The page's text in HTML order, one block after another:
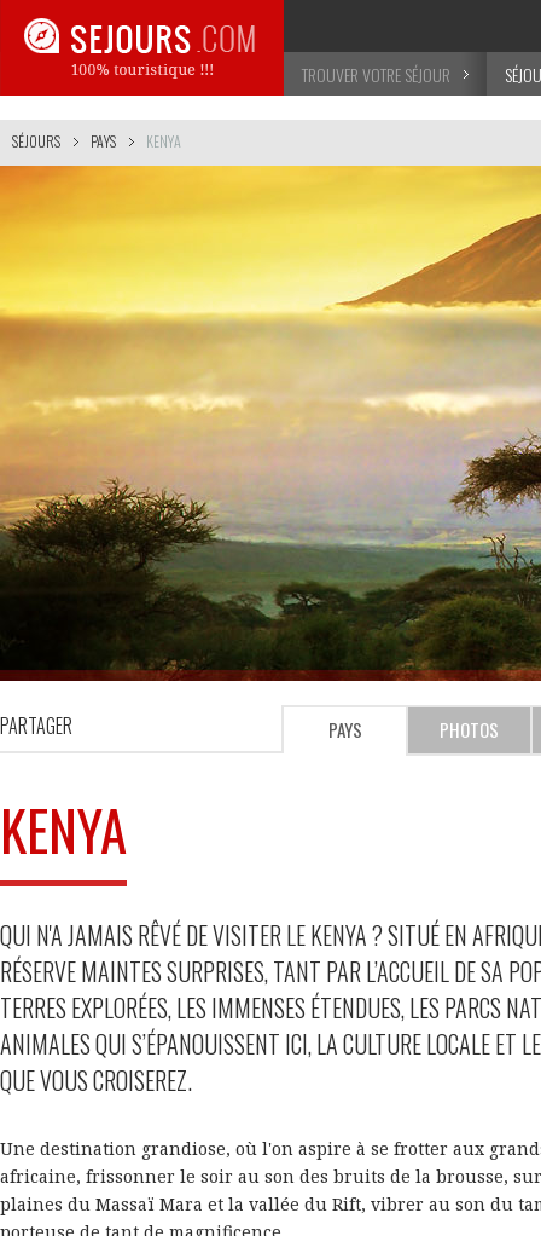
TROUVER VOTRE SÉJOUR
SÉJOURS PAYS KENYA
PARTAGER PAYS PHOTOS
KENYA
QUI N'A JAMAIS RÊVÉ DE VISITER LE KENYA ? SITUÉ EN
RÉSERVE MAINTES SURPRISES, TANT PAR L’ACCUEIL DE SA
TERRES EXPLORÉES, LES IMMENSES ÉTENDUES, LES PARCS
ANIMALES QUI S’ÉPANOUISSENT ICI, LA CULTURE LOCALE ET
QUE VOUS CROISEREZ.
Une destination grandiose, où l'on aspire à se frotter aux
africaine, frissonner le soir au son des bruits de la brousse,
plaines du Massaï Mara et la vallée du Rift, vibrer au son du